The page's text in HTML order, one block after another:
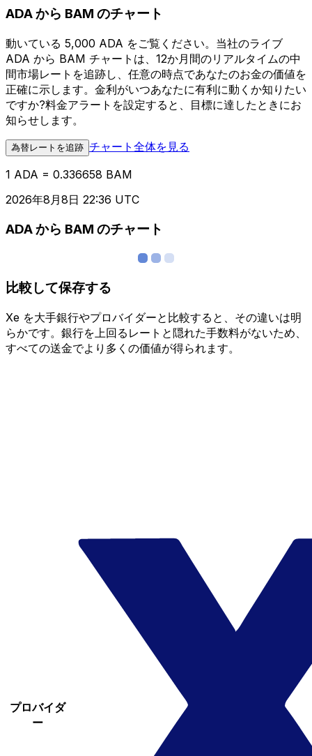
ADA から BAM のチャート
動いている 5,000 ADA をご覧ください。当社のライブ
ADA から BAM チャートは、12か月間のリアルタイムの中
間市場レートを追跡し、任意の時点であなたのお金の価値を
正確に示します。金利がいつあなたに有利に動くか知りたい
ですか?料金アラートを設定すると、目標に達したときにお
知らせします。
為替レートを追跡 チャート全体を見る
1 ADA = 0.336658 BAM
2026年8月8日 22:36 UTC
ADA から BAM のチャート
比較して保存する
Xe を大手銀行やプロバイダーと比較すると、その違いは明
らかです。銀行を上回るレートと隠れた手数料がないため、
すべての送金でより多くの価値が得られます。
プロバイダ
ー